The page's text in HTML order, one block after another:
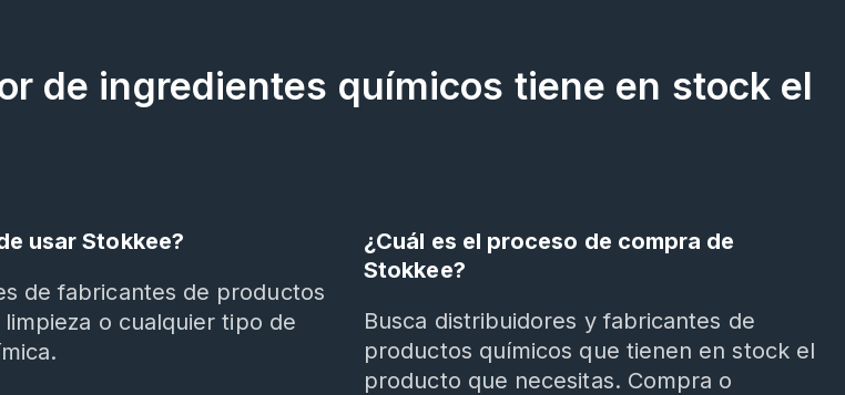
de ingredientes químicos tiene en stock el
usar Stokkee?
de fabricantes de productos
o cualquier tipo de
¿Cuál es el proceso de compra de
Stokkee?
Busca distribuidores y fabricantes de
productos químicos que tienen en stock el
producto que necesitas. Compra o